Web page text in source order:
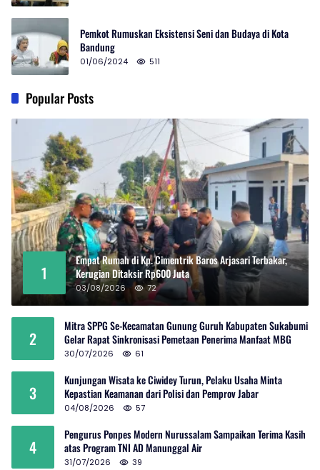
Pemkot Rumuskan Eksistensi Seni dan Budaya di Kota
Bandung
01/06/2024 511
Popular Posts
1
Empat Rumah di Kp. Cimentrik Baros Arjasari Terbakar,
Kerugian Ditaksir Rp600 Juta
03/08/2026 72
2
Mitra SPPG Se-Kecamatan Gunung Guruh Kabupaten Sukabumi
Gelar Rapat Sinkronisasi Pemetaan Penerima Manfaat MBG
30/07/2026 61
3
Kunjungan Wisata ke Ciwidey Turun, Pelaku Usaha Minta
Kepastian Keamanan dari Polisi dan Pemprov Jabar
04/08/2026 57
4
Pengurus Ponpes Modern Nurussalam Sampaikan Terima Kasih
atas Program TNI AD Manunggal Air
31/07/2026 39